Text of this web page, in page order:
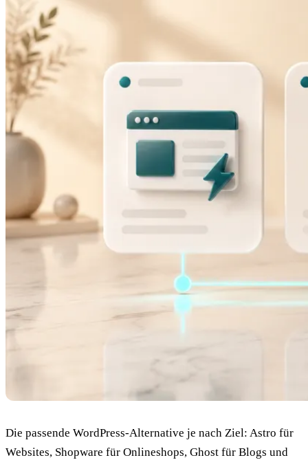
Die passende WordPress-Alternative je nach Ziel: Astro für
Websites, Shopware für Onlineshops, Ghost für Blogs und